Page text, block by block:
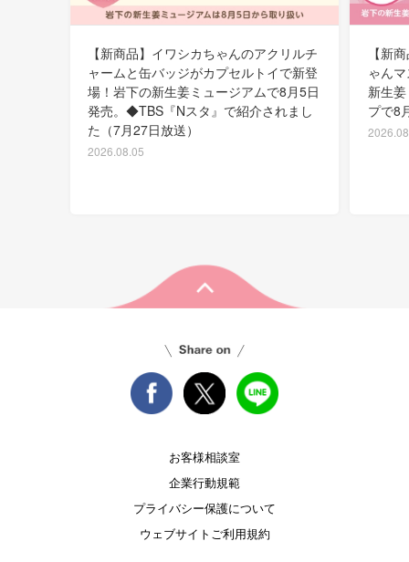
【新商品】イワシカちゃんのアクリルチ
ャームと缶バッジがカプセルトイで新登
場！岩下の新生姜ミュージアムで8月5日
発売。◆TBS『Nスタ』で紹介されまし
た（7月27日放送）
2026.08.05
【新
ゃん
新生
プで8
お客様相談室
企業行動規範
プライバシー保護について
ウェブサイトご利用規約